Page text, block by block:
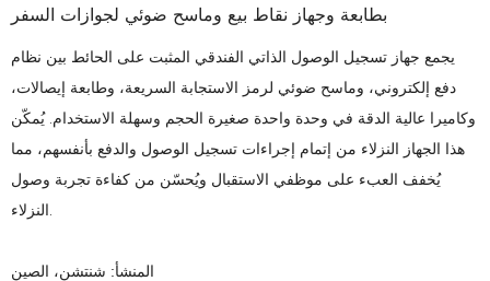
بطابعة وجهاز نقاط بيع وماسح ضوئي لجوازات السفر
يجمع جهاز تسجيل الوصول الذاتي الفندقي المثبت على الحائط بين نظام
دفع إلكتروني، وماسح ضوئي لرمز الاستجابة السريعة، وطابعة إيصالات،
وكاميرا عالية الدقة في وحدة واحدة صغيرة الحجم وسهلة الاستخدام. يُمكّن
هذا الجهاز النزلاء من إتمام إجراءات تسجيل الوصول والدفع بأنفسهم، مما
يُخفف العبء على موظفي الاستقبال ويُحسّن من كفاءة تجربة وصول
النزلاء.
المنشأ: شنتشن، الصين